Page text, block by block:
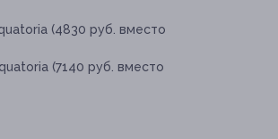
(4830 руб. вместо
(7140 руб. вместо